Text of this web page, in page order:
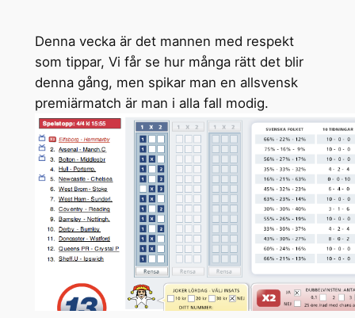
Denna vecka är det mannen med respekt
som tippar, Vi får se hur många rätt det blir
denna gång, men spikar man en allsvensk
premiärmatch är man i alla fall modig.